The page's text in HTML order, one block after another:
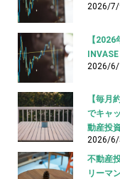
2026/7/
【
2026/6/
【毎月
でキャ
動産投
2026/6/
不動産
リーマ